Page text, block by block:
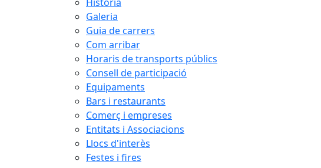
Galeria
Guia de carrers
Com arribar
Horaris de transports públics
Consell de participació
Equipaments
Bars i restaurants
Comerç i empreses
Entitats i Associacions
Llocs d'interès
Festes i fires